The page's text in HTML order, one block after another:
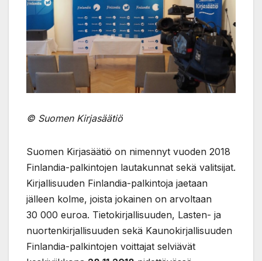
© Suomen Kirjasäätiö
Suomen Kirjasäätiö on nimennyt vuoden 2018
Finlandia-palkintojen lautakunnat sekä valitsijat.
Kirjallisuuden Finlandia-palkintoja jaetaan
jälleen kolme, joista jokainen on arvoltaan
30 000 euroa. Tietokirjallisuuden, Lasten- ja
nuortenkirjallisuuden sekä Kaunokirjallisuuden
Finlandia-palkintojen voittajat selviävät